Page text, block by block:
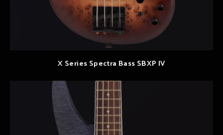
X Series Spectra Bass SBXP IV